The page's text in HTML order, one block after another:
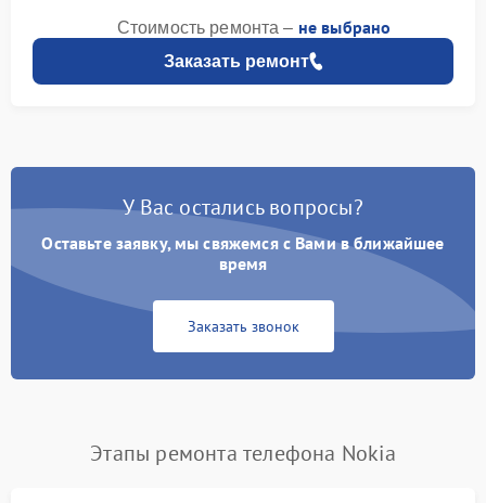
Заказать ремонт
Стоимость ремонта – не выбрано
У Вас остались вопросы?
Оставьте заявку, мы свяжемся с Вами в ближайшее
время
Заказать звонок
Этапы ремонта телефона Nokia